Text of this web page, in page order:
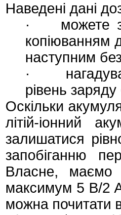
Наведені дані
· можете
копіюванням
наступним
·
рівень
Оскільки
літій-іонний
залишатися
запобіганню
Власне, маємо
максимум 5 В/2
можна почитати